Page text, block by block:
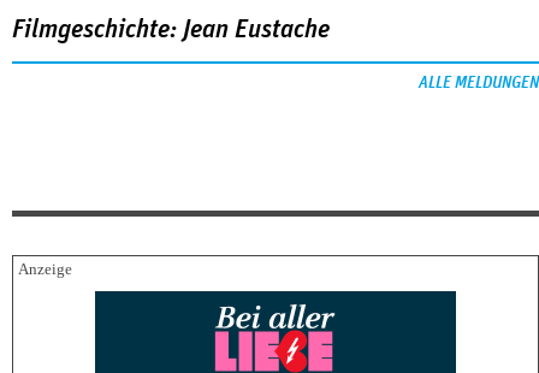
Filmgeschichte: Jean Eustache
ALLE MELDUNGEN